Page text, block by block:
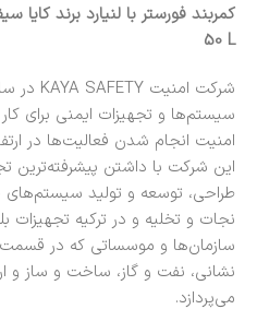
50 L
سیستم‌ها و تجهیزات ایمنی برای کار
امنیت انجام شدن فعالیت‌ها در
این شرکت با داشتن پیشرفته‌ترین
طراحی، توسعه و تولید سیستم‌های
نجات و تخلیه و در ترکیه تجهیزات
سازمان‌ها و موسساتی که در
نشانی، نفت و گاز، ساخت و ساز و
می‌پردازد.